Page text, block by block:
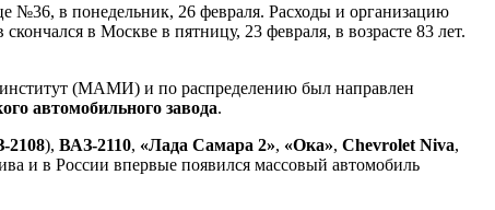
№36, в понедельник, 26 февраля. Расходы и организацию
в Москве в пятницу, 23 февраля, в возрасте 83 лет.
институт (МАМИ) и по распределению был направлен
автомобильного завода.
2108), ВАЗ-2110, «Лада Самара 2», «Ока», Chevrolet Niva,
и в России впервые появился массовый автомобиль